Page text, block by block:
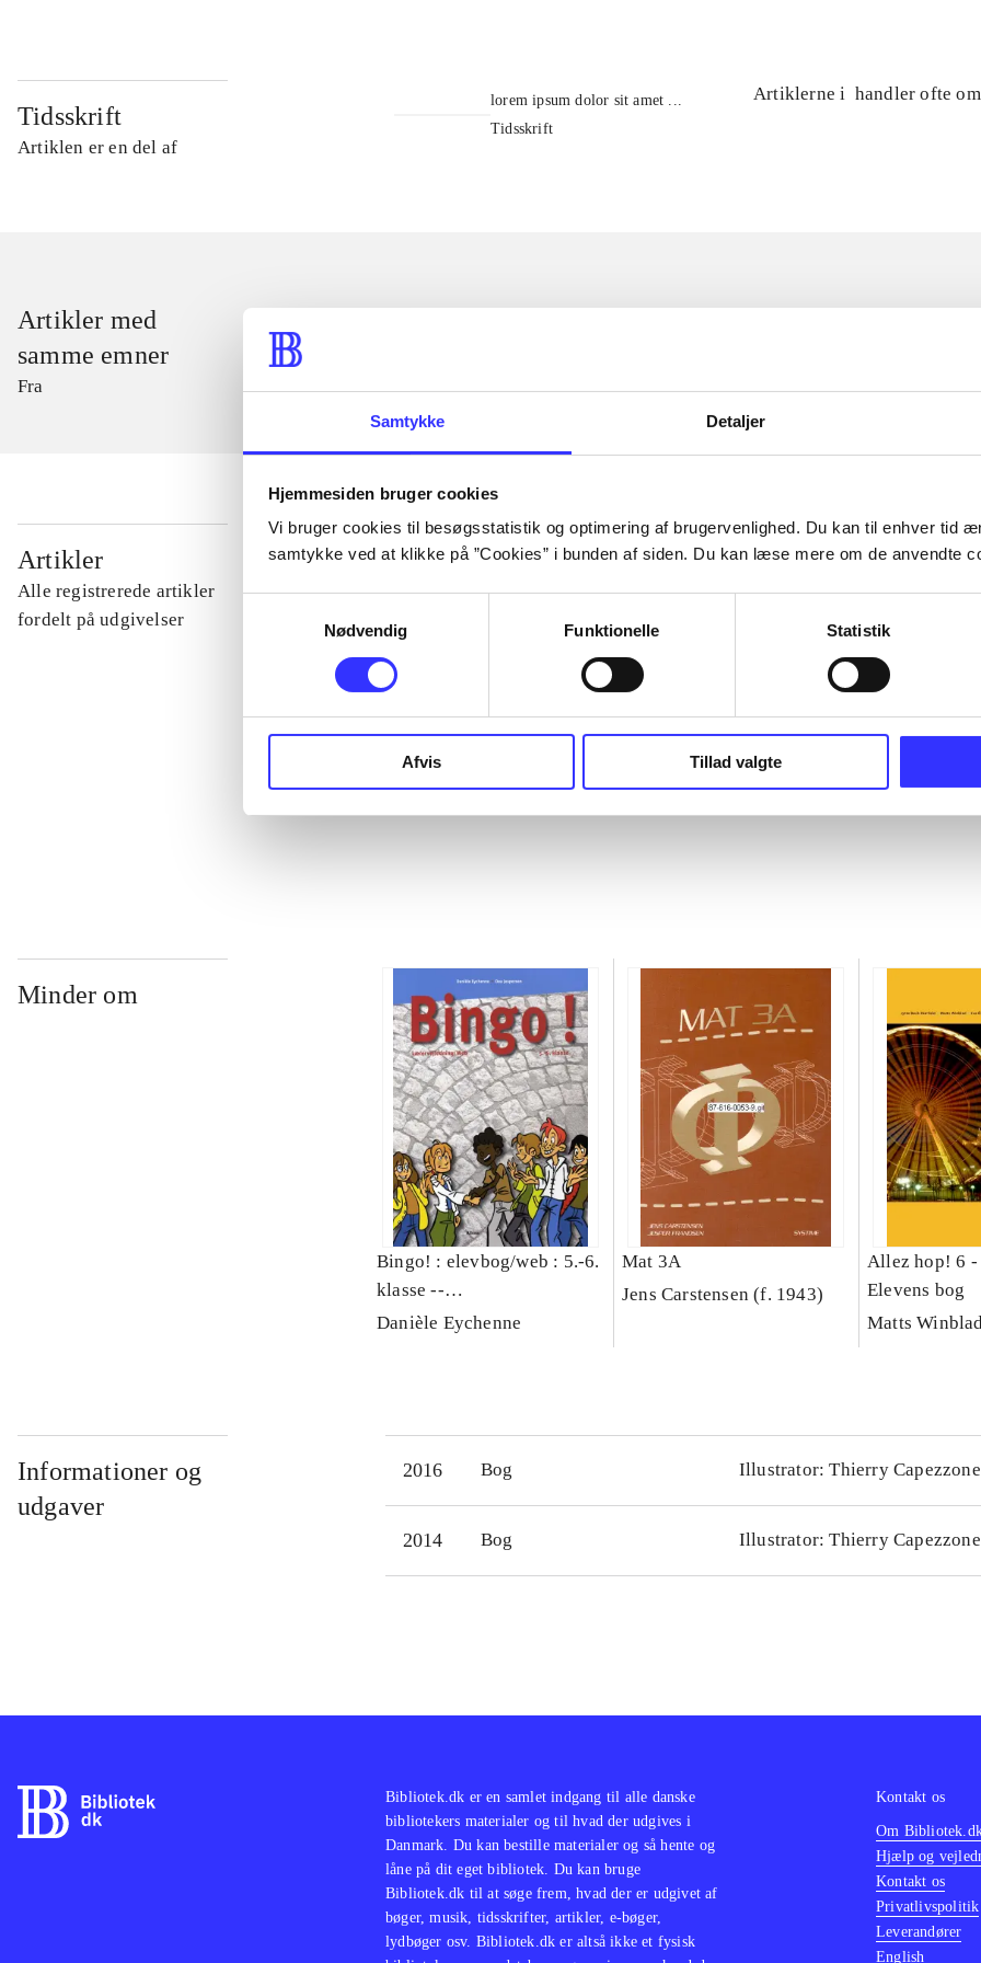
Samtykke Detaljer
Hjemmesiden bruger cookies
Vi bruger cookies til besøgsstatistik og optimering af brugervenlighed. Du kan til enhver tid
samtykke ved at klikke på ”Cookies” i bunden af siden. Du kan læse mere om de anvendte
Nødvendig
Funktionelle Statistik
Afvis Tillad valgte
Tidsskrift
Artiklen er en del af
lorem ipsum dolor sit amet ...
Tidsskrift
Artiklerne i handler ofte om
Artikler med
samme emner
Fra
Artikler
Alle registrerede artikler
fordelt på udgivelser
...
Minder om
Bingo! : elevbog/web : 5.-6.
klasse --
Lærervejledning/web
Danièle Eychenne
Mat 3A
Jens Carstensen (f. 1943)
Allez hop! 6
Elevens bog
Matts
Informationer og
udgaver
2016 Bog Illustrator: Thierry Capezzone
2014 Bog Illustrator: Thierry Capezzone
Bibliotek.dk er en samlet indgang til alle danske
bibliotekers materialer og til hvad der udgives i
Danmark. Du kan bestille materialer og så hente og
låne på dit eget bibliotek. Du kan bruge
Bibliotek.dk til at søge frem, hvad der er udgivet af
bøger, musik, tidsskrifter, artikler, e-bøger,
lydbøger osv. Bibliotek.dk er altså ikke et fysisk
Kontakt os
Om
Hjælp og
Kontakt os
Privatlivspolitik
Leverandører
English